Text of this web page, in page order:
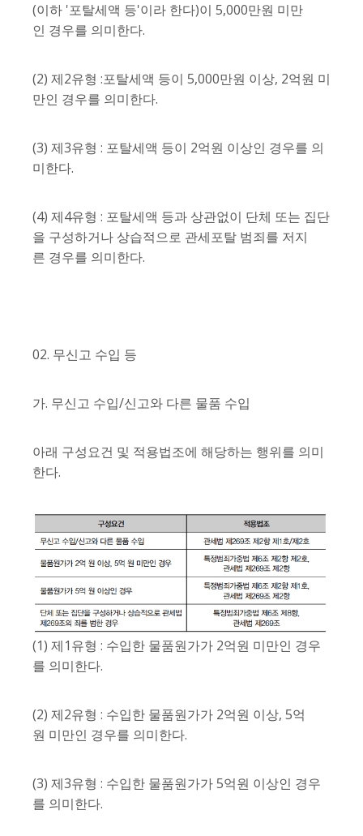
(이하 '포탈세액 등'이라 한다)이 5,000만원 미만
인 경우를 의미한다.
(2) 제2유형 :포탈세액 등이 5,000만원 이상, 2억원 미
만인 경우를 의미한다.
(3) 제3유형 : 포탈세액 등이 2억원 이상인 경우를 의
미한다.
(4) 제4유형 : 포탈세액 등과 상관없이 단체 또는 집단
을 구성하거나 상습적으로 관세포탈 범죄를 저지
른 경우를 의미한다.
02. 무신고 수입 등
가. 무신고 수입/신고와 다른 물품 수입
아래 구성요건 및 적용법조에 해당하는 행위를 의미
한다.
(1) 제1유형 : 수입한 물품원가가 2억원 미만인 경우
를 의미한다.
(2) 제2유형 : 수입한 물품원가가 2억원 이상, 5억
원 미만인 경우를 의미한다.
(3) 제3유형 : 수입한 물품원가가 5억원 이상인 경우
를 의미한다.